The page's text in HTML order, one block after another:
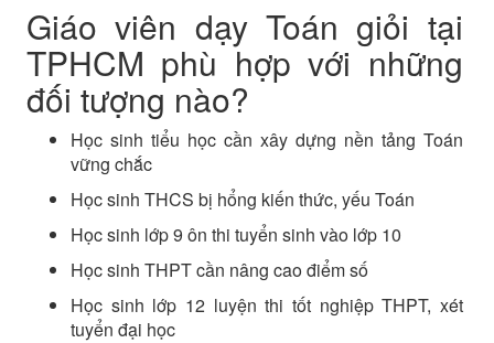
Giáo viên dạy Toán giỏi tại
TPHCM phù hợp với những
đối tượng nào?
Học sinh tiểu học cần xây dựng nền tảng Toán
vững chắc
Học sinh THCS bị hổng kiến thức, yếu Toán
Học sinh lớp 9 ôn thi tuyển sinh vào lớp 10
Học sinh THPT cần nâng cao điểm số
Học sinh lớp 12 luyện thi tốt nghiệp THPT, xét
tuyển đại học